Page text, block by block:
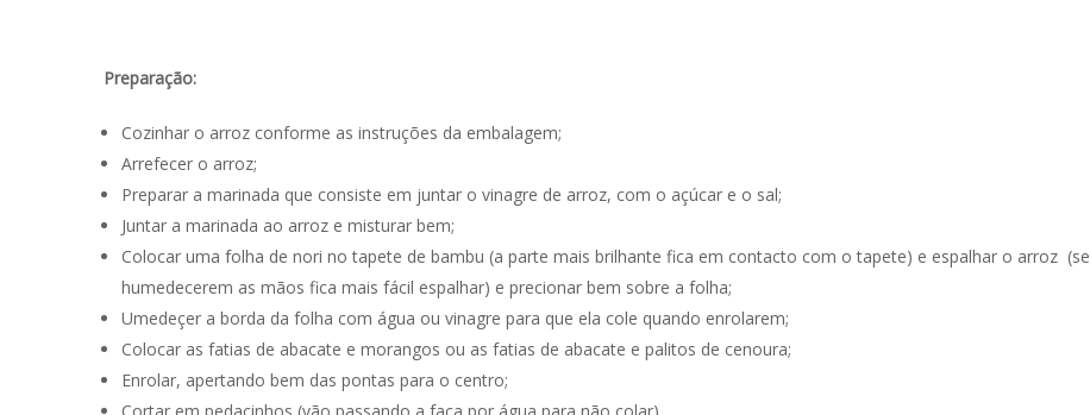
Preparação:
Cozinhar o arroz conforme as instruções da embalagem;
Arrefecer o arroz;
Preparar a marinada que consiste em juntar o vinagre de arroz, com o açúcar e o sal;
Juntar a marinada ao arroz e misturar bem;
Colocar uma folha de nori no tapete de bambu (a parte mais brilhante fica em contacto com o tapete) e espalhar o arroz (se
humedecerem as mãos fica mais fácil espalhar) e precionar bem sobre a folha;
Umedeçer a borda da folha com água ou vinagre para que ela cole quando enrolarem;
Colocar as fatias de abacate e morangos ou as fatias de abacate e palitos de cenoura;
Enrolar, apertando bem das pontas para o centro;